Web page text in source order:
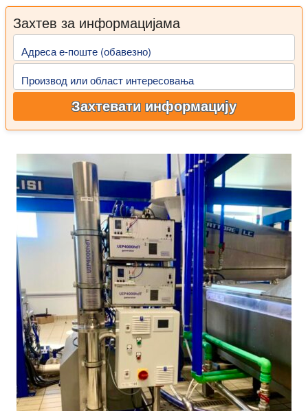
Захтев за информацијама
Адреса е-поште (обавезно)
Производ или област интересовања
Захтевати информацију